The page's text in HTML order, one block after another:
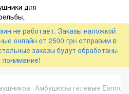
не работает. Заказы наложкой
онлайн от 2500 грн отправим в
заказы будут обработаны
понимание!
Амбушюры гелевые Earmor